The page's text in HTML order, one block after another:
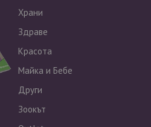
Храни
Здраве
Красота
Майка и Бебе
Други
Зоокът